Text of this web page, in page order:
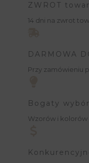
ZWROT
14 dni na zwrot
DARMOWA
Przy zamówieniu
Bogaty wybór
Wzorów i kolorów